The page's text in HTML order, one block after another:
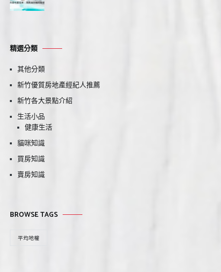
精選分類
其他分類
新竹優質房地產經紀人推薦
新竹各大景點介紹
生活小品
健康生活
貓咪知識
買房知識
賣房知識
BROWSE TAGS
平均地權